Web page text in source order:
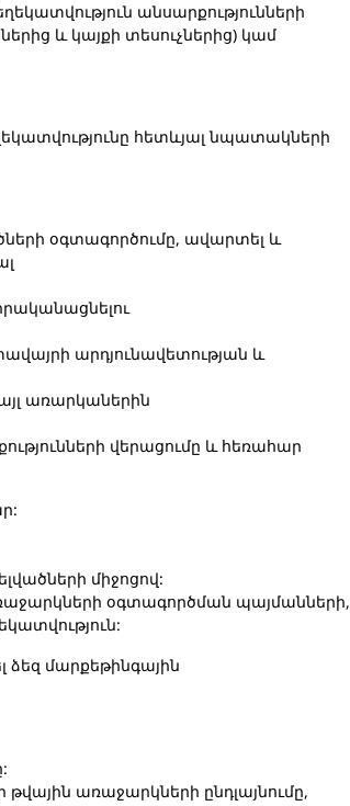
անսարքությունների
և կայքի տեսուչներից) կամ
հետևյալ նպատակների
օգտագործումը, ավարտել և
արդյունավետության և
առարկաներին
վերացումը և հեռահար
միջոցով:
օգտագործման պայմանների,
ձեզ մարքեթինգային
թվային առաջարկների ընդլայնումը,